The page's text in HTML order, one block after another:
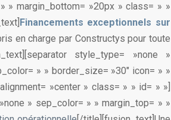
» margin_bottom= »20px » class= » »
Financements exceptionnels sur
en charge par Constructys pour toute
style_type= »none »
» » border_size= »30″ icon= » »
»center » class= » » id= » »]
» sep_color= » » margin_top= » »